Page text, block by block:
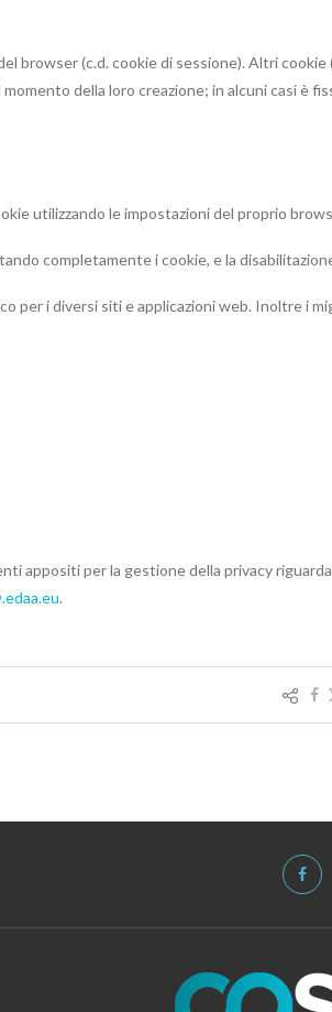
browser (c.d. cookie di sessione). Altri
della loro creazione; in alcuni casi è
utilizzando le impostazioni del proprio
completamente i cookie, e la
per i diversi siti e applicazioni web. Inoltre i
appositi per la gestione della privacy
.